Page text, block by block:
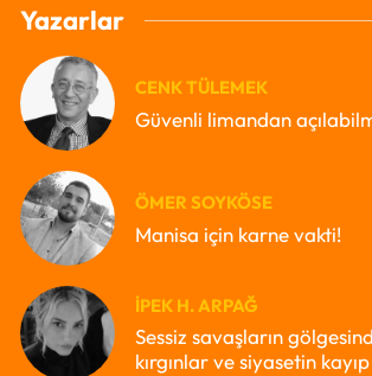
Yazarlar
CENK TÜLEMEK
Güvenli limandan
ÖMER SOYKÖSE
Manisa için karne vakti!
İPEK H. ARPAĞ
Sessiz savaşların
kırgınlar ve siyasetin